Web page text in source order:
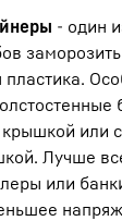
- один
пластика.
или
Лучше
или